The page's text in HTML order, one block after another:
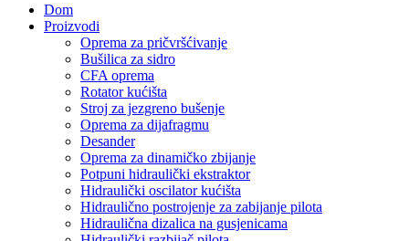
Dom
Proizvodi
Oprema za pričvršćivanje
Bušilica za sidro
CFA oprema
Rotator kućišta
Stroj za jezgreno bušenje
Oprema za dijafragmu
Desander
Oprema za dinamičko zbijanje
Potpuni hidraulički ekstraktor
Hidraulički oscilator kućišta
Hidraulično postrojenje za zabijanje pilota
Hidraulična dizalica na gusjenicama